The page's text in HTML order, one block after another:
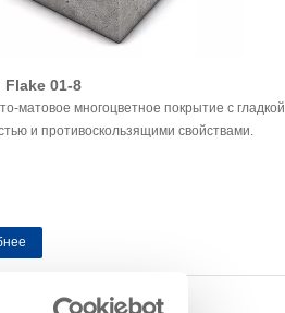
Flake 01-8
матовое многоцветное покрытие с гладкой
и противоскользящими свойствами.